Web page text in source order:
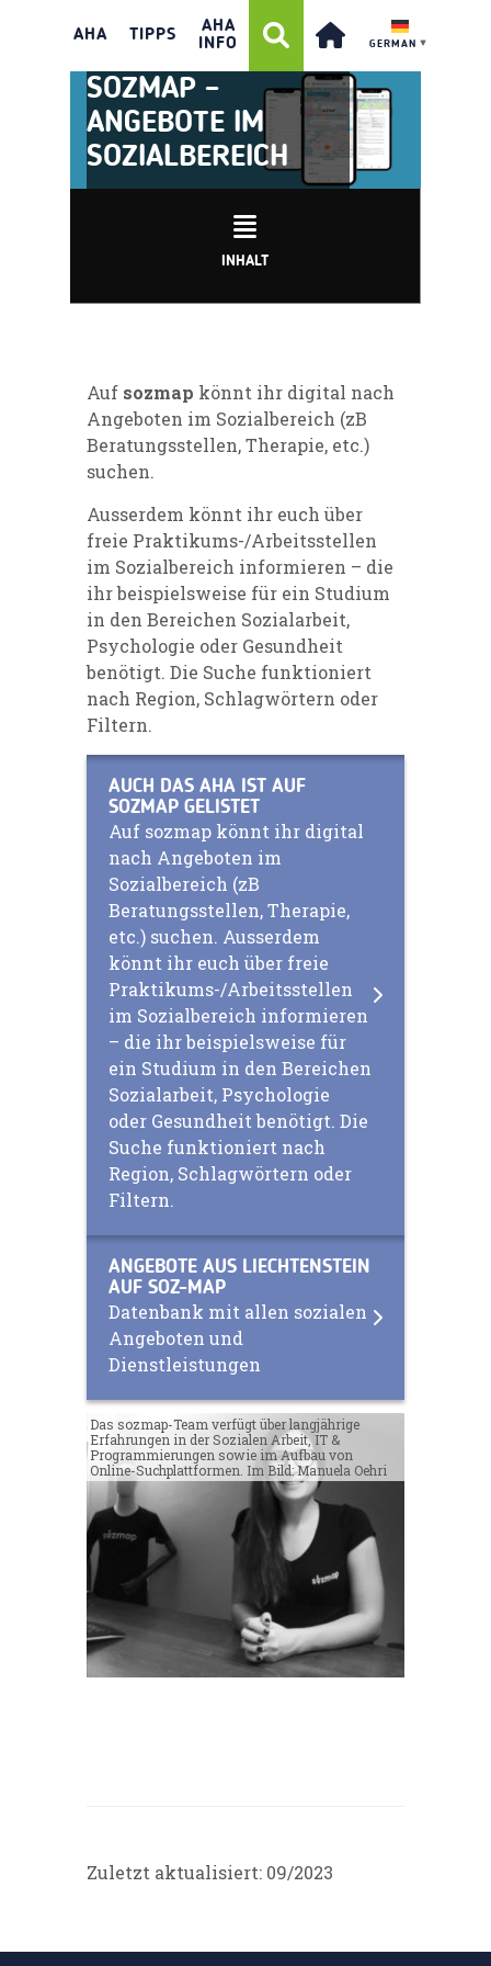
AHA TIPPS
AHA
INFO
GERMAN ▼
SOZMAP –
ANGEBOTE IM
SOZIALBEREICH
INHALT
Auf sozmap könnt ihr digital nach
Angeboten im Sozialbereich (zB
Beratungsstellen, Therapie, etc.)
suchen.
Ausserdem könnt ihr euch über
freie Praktikums-/Arbeitsstellen
im Sozialbereich informieren – die
ihr beispielsweise für ein Studium
in den Bereichen Sozialarbeit,
Psychologie oder Gesundheit
benötigt. Die Suche funktioniert
nach Region, Schlagwörtern oder
Filtern.
AUCH DAS AHA IST AUF
SOZMAP GELISTET
Auf sozmap könnt ihr digital
nach Angeboten im
Sozialbereich (zB
Beratungsstellen, Therapie,
etc.) suchen. Ausserdem
könnt ihr euch über freie
Praktikums-/Arbeitsstellen
im Sozialbereich informieren
– die ihr beispielsweise für
ein Studium in den Bereichen
Sozialarbeit, Psychologie
oder Gesundheit benötigt. Die
Suche funktioniert nach
Region, Schlagwörtern oder
Filtern.
ANGEBOTE AUS LIECHTENSTEIN
AUF SOZ-MAP
Datenbank mit allen sozialen
Angeboten und
Dienstleistungen
Das sozmap-Team verfügt über langjährige
Erfahrungen in der Sozialen Arbeit, IT &
Programmierungen sowie im Aufbau von
Online-Suchplattformen. Im Bild: Manuela Oehri
Zuletzt aktualisiert: 09/2023